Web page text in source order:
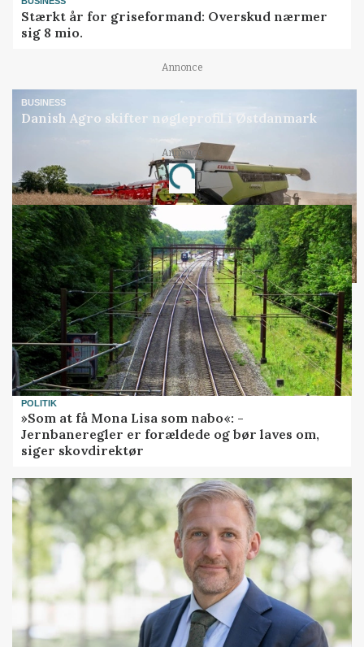
Stærkt år for griseformand: Overskud nærmer
sig 8 mio.
Annonce
BUSINESS
Danish Agro skifter nøgleprofil i Østdanmark
Annonce
Loading...
POLITIK
»Som at få Mona Lisa som nabo«: -
Jernbaneregler er forældede og bør laves om,
siger skovdirektør